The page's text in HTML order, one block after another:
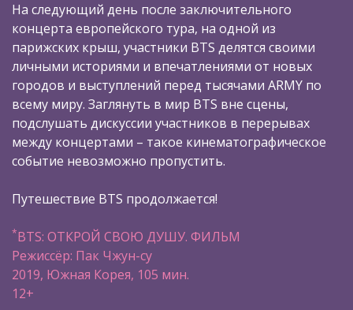
На следующий день после заключительного
концерта европейского тура, на одной из
парижских крыш, участники BTS делятся своими
личными историями и впечатлениями от новых
городов и выступлений перед тысячами ARMY по
всему миру. Заглянуть в мир BTS вне сцены,
подслушать дискуссии участников в перерывах
между концертами – такое кинематографическое
событие невозможно пропустить.
Путешествие BTS продолжается!
*BTS: ОТКРОЙ СВОЮ ДУШУ. ФИЛЬМ
Режиссёр: Пак Чжун-су
2019, Южная Корея, 105 мин.
12+